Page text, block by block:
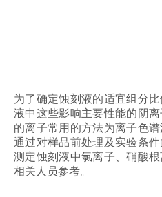
为了确定蚀刻液的适宜组分
液中这些影响主要性能的阴
的离子常用的方法为离子色
通过对样品前处理及实验条
测定蚀刻液中氯离子、硝酸
相关人员参考。